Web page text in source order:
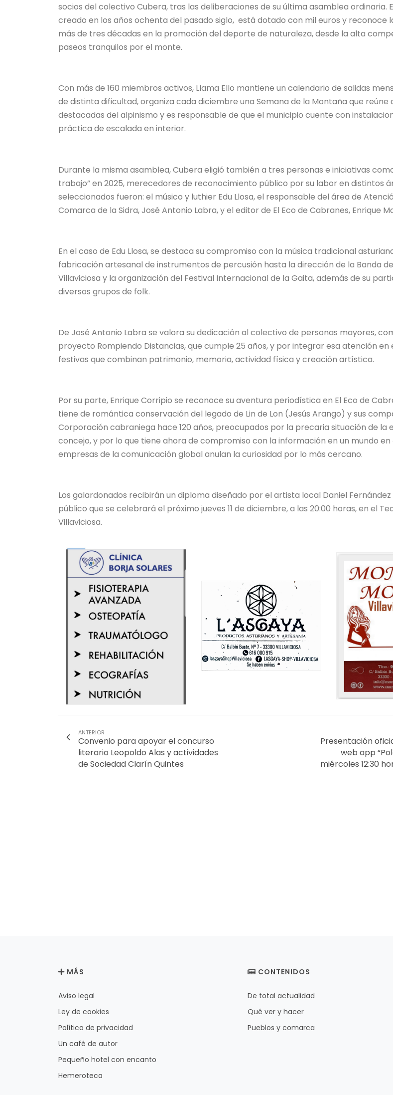
socios del colectivo Cubera, tras las deliberaciones de su última asamblea ordinaria.
creado en los años ochenta del pasado siglo, está dotado con mil euros y reconoce
más de tres décadas en la promoción del deporte de naturaleza, desde la alta
paseos tranquilos por el monte.
Con más de 160 miembros activos, Llama Ello mantiene un calendario de salidas
de distinta dificultad, organiza cada diciembre una Semana de la Montaña que reúne
destacadas del alpinismo y es responsable de que el municipio cuente con
práctica de escalada en interior.
Durante la misma asamblea, Cubera eligió también a tres personas e iniciativas
trabajo” en 2025, merecedores de reconocimiento público por su labor en distintos
seleccionados fueron: el músico y luthier Edu Llosa, el responsable del área de
Comarca de la Sidra, José Antonio Labra, y el editor de El Eco de Cabranes, Enrique
En el caso de Edu Llosa, se destaca su compromiso con la música tradicional
fabricación artesanal de instrumentos de percusión hasta la dirección de la Banda
Villaviciosa y la organización del Festival Internacional de la Gaita, además de su
diversos grupos de folk.
De José Antonio Labra se valora su dedicación al colectivo de personas mayores,
proyecto Rompiendo Distancias, que cumple 25 años, y por integrar esa atención en
festivas que combinan patrimonio, memoria, actividad física y creación artística.
Por su parte, Enrique Corripio se reconoce su aventura periodística en El Eco de
tiene de romántica conservación del legado de Lin de Lon (Jesús Arango) y sus
Corporación cabraniega hace 120 años, preocupados por la precaria situación de la
concejo, y por lo que tiene ahora de compromiso con la información en un mundo en
empresas de la comunicación global anulan la curiosidad por lo más cercano.
Los galardonados recibirán un diploma diseñado por el artista local Daniel
público que se celebrará el próximo jueves 11 de diciembre, a las 20:00 horas, en el
Villaviciosa.
ANTERIOR
Convenio para apoyar el concurso
literario Leopoldo Alas y actividades
de Sociedad Clarín Quintes
Presentación
web app
miércoles 12:30
MÁS
Aviso legal
Ley de cookies
Política de privacidad
Un café de autor
Pequeño hotel con encanto
Hemeroteca
CONTENIDOS
De total actualidad
Qué ver y hacer
Pueblos y comarca